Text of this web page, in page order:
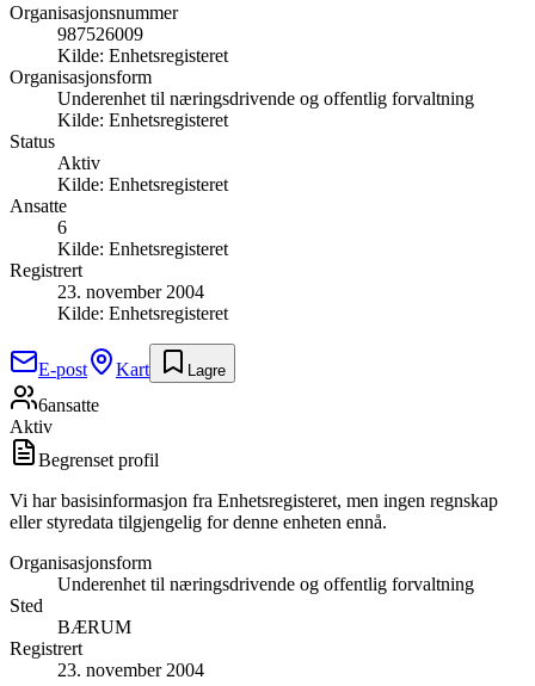
Organisasjonsnummer
987526009
Kilde: Enhetsregisteret
Organisasjonsform
Underenhet til næringsdrivende og offentlig forvaltning
Kilde: Enhetsregisteret
Status
Aktiv
Kilde: Enhetsregisteret
Ansatte
6
Kilde: Enhetsregisteret
Registrert
23. november 2004
Kilde: Enhetsregisteret
E-post Kart Lagre
6ansatte
Aktiv
Begrenset profil
Vi har basisinformasjon fra Enhetsregisteret, men ingen regnskap
eller styredata tilgjengelig for denne enheten ennå.
Organisasjonsform
Underenhet til næringsdrivende og offentlig forvaltning
Sted
BÆRUM
Registrert
23. november 2004